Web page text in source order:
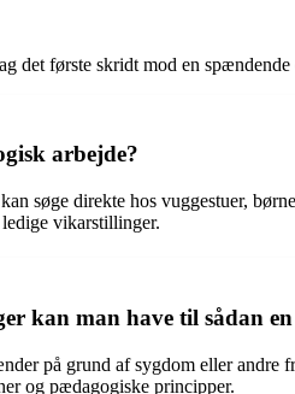
det første skridt mod en
arbejde?
søge direkte hos vuggestuer,
vikarstillinger.
kan man have til sådan
på grund af sygdom eller
og pædagogiske principper.